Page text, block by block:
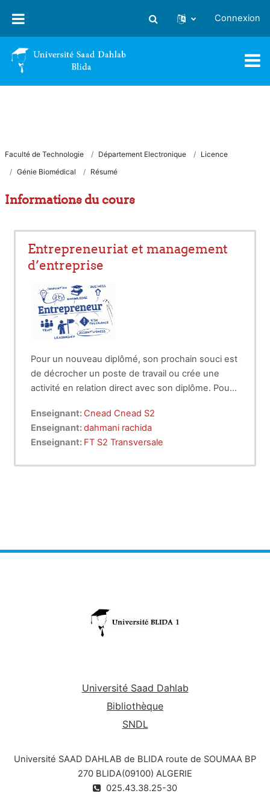
Activer/désactiver la saisie
Connexion
Faculté de Technologie Département Electronique
Licence
Génie Biomédical
Résumé
Informations du cours
Entrepreneuriat et management
d’entreprise
Pour un nouveau diplômé, son prochain souci est
de décrocher un poste de travail ou crée une
activité en relation direct avec son diplôme. Pour
opérationnelle s’impose par : - La rédaction de la
lettre de motivation et du CV est d’une
importance capitale. Une bonne rédaction de ces
travail. - s’informer sur les filières de son métier et
Enseignant: Cnead Cnead S2
Enseignant:dahmani rachida
Enseignant: FT S2 Transversale
Université Saad Dahlab
Bibliothèque
SNDL
Université SAAD DAHLAB de BLIDA route de SOUMAA BP
270 BLIDA(09100) ALGERIE
025.43.38.25-30